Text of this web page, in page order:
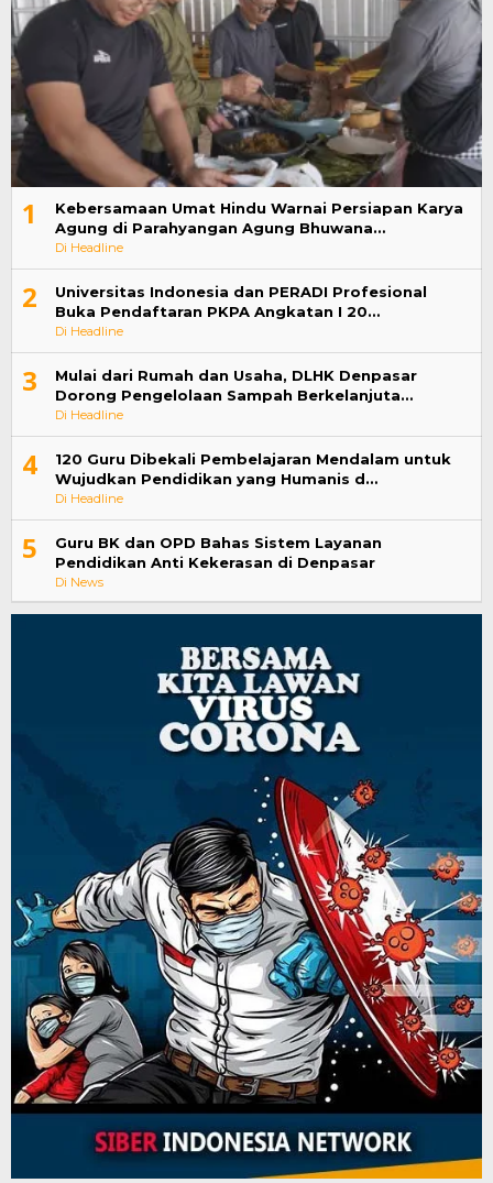
1
Kebersamaan Umat Hindu Warnai Persiapan Karya
Agung di Parahyangan Agung Bhuwana…
Di Headline
2
Universitas Indonesia dan PERADI Profesional
Buka Pendaftaran PKPA Angkatan I 20…
Di Headline
3
Mulai dari Rumah dan Usaha, DLHK Denpasar
Dorong Pengelolaan Sampah Berkelanjuta…
Di Headline
4
120 Guru Dibekali Pembelajaran Mendalam untuk
Wujudkan Pendidikan yang Humanis d…
Di Headline
5
Guru BK dan OPD Bahas Sistem Layanan
Pendidikan Anti Kekerasan di Denpasar
Di News